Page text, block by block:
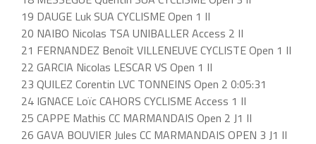
19 DAUGE Luk SUA CYCLISME Open 1 II
20 NAIBO Nicolas TSA UNIBALLER Access 2 II
21 FERNANDEZ Benoît VILLENEUVE CYCLISTE Open 1 II
22 GARCIA Nicolas LESCAR VS Open 1 II
23 QUILEZ Corentin LVC TONNEINS Open 2 0:05:31
24 IGNACE Loïc CAHORS CYCLISME Access 1 II
25 CAPPE Mathis CC MARMANDAIS Open 2 J1 II
26 GAVA BOUVIER Jules CC MARMANDAIS OPEN 3 J1 II